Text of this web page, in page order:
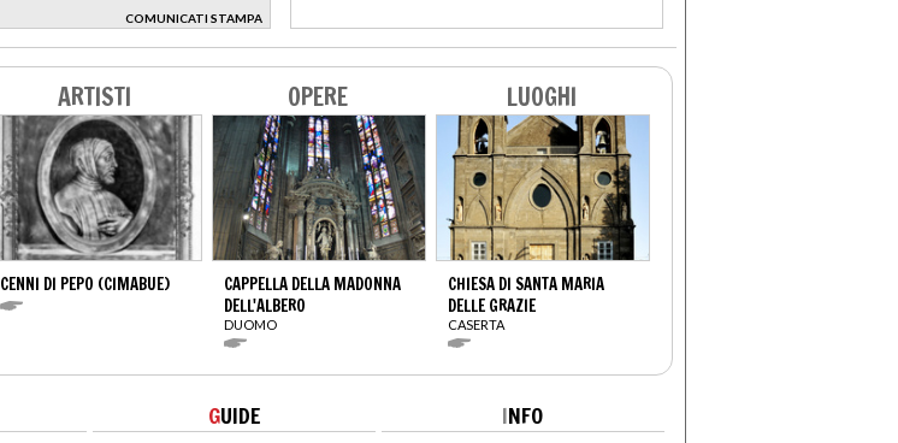
COMUNICATI STAMPA
>
ARTISTI
CENNI DI PEPO (CIMABUE)
OPERE
CAPPELLA DELLA MADONNA
DELL'ALBERO
DUOMO
LUOGHI
CHIESA DI SANTA MARIA
DELLE GRAZIE
CASERTA
GUIDE INFO